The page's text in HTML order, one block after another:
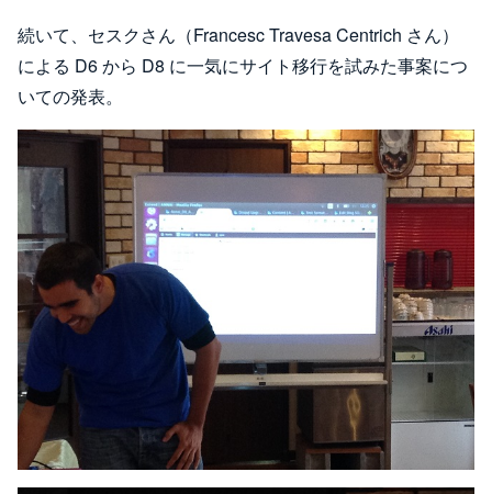
続いて、セスクさん（Francesc Travesa Centrich さん）
による D6 から D8 に一気にサイト移行を試みた事案につ
いての発表。